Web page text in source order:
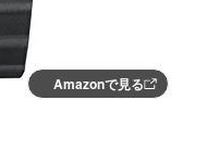
Amazonで見る